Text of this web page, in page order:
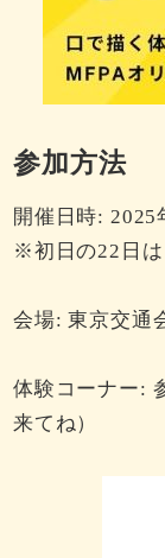
参加方法
開催日時:
※初日の22日
会場: 東京交通
体験コーナー:
来てね）